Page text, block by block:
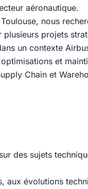
aéronautique.
nous
projets
un contexte
et
Chain et
des sujets
aux évolutions